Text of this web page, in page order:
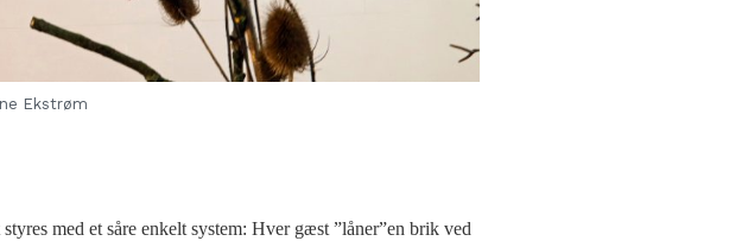
Ekstrøm
med et såre enkelt system: Hver gæst ”låner”en brik ved